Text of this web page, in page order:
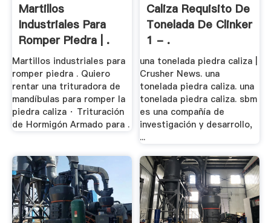
Martillos
Industriales Para
Romper Piedra | .
Martillos industriales para
romper piedra . Quiero
rentar una trituradora de
mandíbulas para romper la
piedra caliza · Trituración
de Hormigón Armado para .
Caliza Requisito De
Tonelada De Clinker
1 - .
una tonelada piedra caliza |
Crusher News. una
tonelada piedra caliza. una
tonelada piedra caliza. sbm
es una compañía de
investigación y desarrollo,
...